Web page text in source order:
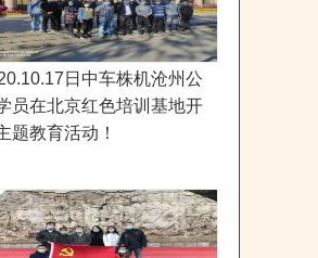
日中车株机沧州公
员在北京红色培训基地开
题教育活动！